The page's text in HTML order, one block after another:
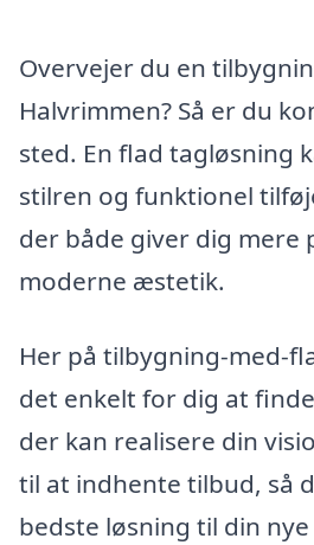
Overvejer du en
Halvrimmen? Så er du
sted. En flad tagløsning
stilren og funktionel
der både giver dig mere
moderne æstetik.
Her på tilbygning-med-
det enkelt for dig at
der kan realisere din
til at indhente tilbud, så
bedste løsning til din